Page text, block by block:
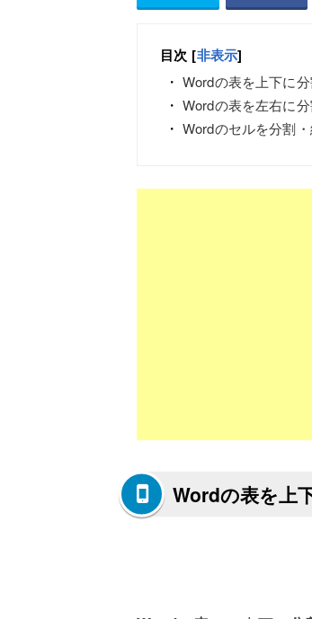
目次 [非表示]
Wordの表を上下に
Wordの表を左右に
Wordのセルを分割
Wordの表を上